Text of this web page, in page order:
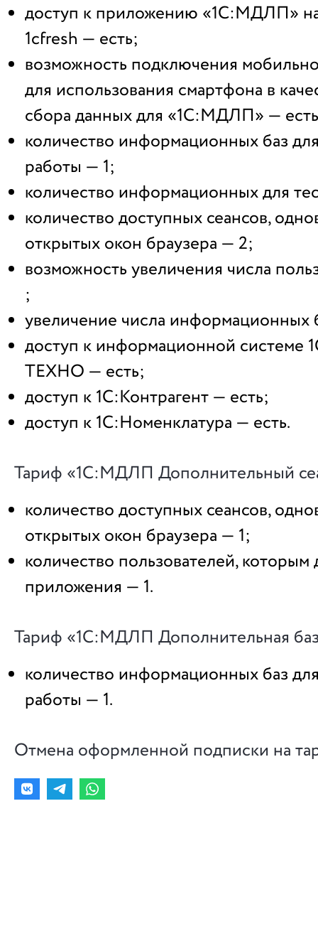
доступ к приложению «1С:МДЛП»
1cfresh — есть;
возможность подключения
для использования смартфона в
сбора данных для «1С:МДЛП» —
количество информационных баз
работы — 1;
количество информационных для
количество доступных сеансов,
открытых окон браузера — 2;
возможность увеличения числа
;
увеличение числа информационных
доступ к информационной системе
ТЕХНО — есть;
доступ к 1С:Контрагент — есть;
доступ к 1С:Номенклатура — есть.
Тариф «1С:МДЛП Дополнительный
количество доступных сеансов,
открытых окон браузера — 1;
количество пользователей, которым
приложения — 1.
Тариф «1С:МДЛП Дополнительная
количество информационных баз
работы — 1.
Отмена оформленной подписки на